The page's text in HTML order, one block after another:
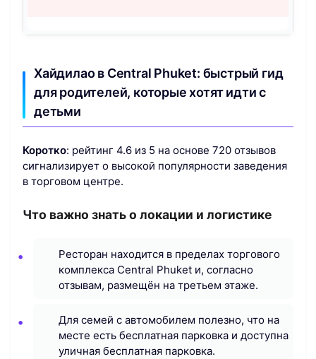
Хайдилaо в Central Phuket: быстрый гид
для родителей, которые хотят идти с
детьми
Коротко: рейтинг 4.6 из 5 на основе 720 отзывов
сигнализирует о высокой популярности заведения
в торговом центре.
Что важно знать о локации и логистике
Ресторан находится в пределах торгового
комплекса Central Phuket и, согласно
отзывам, размещён на третьем этаже.
Для семей с автомобилем полезно, что на
месте есть бесплатная парковка и доступна
уличная бесплатная парковка.